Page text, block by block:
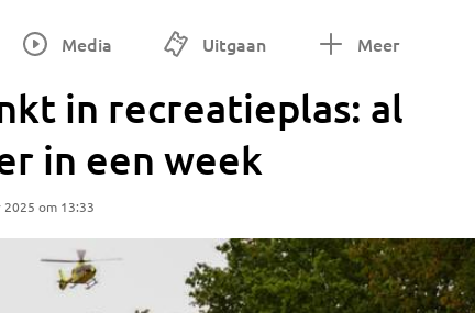
Media Uitgaan Meer
in recreatieplas: al
in een week
2025 om 13:33